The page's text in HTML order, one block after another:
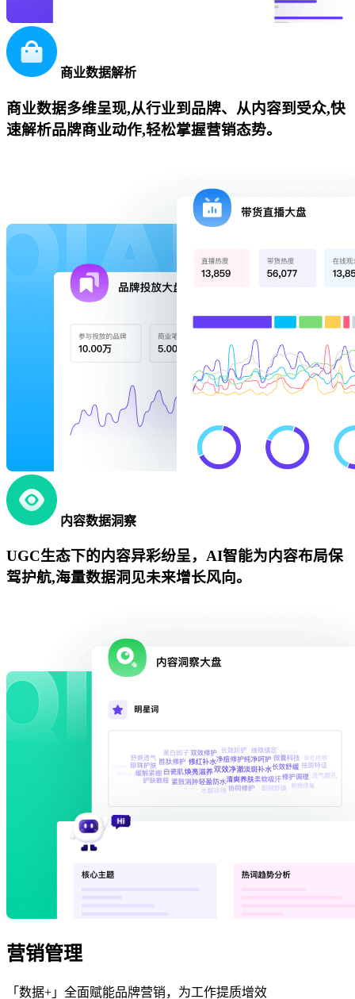
商业数据解析
商业数据多维呈现,从行业到品牌、从内容到受众,快
速解析品牌商业动作,轻松掌握营销态势。
内容数据洞察
UGC生态下的内容异彩纷呈，AI智能为内容布局保
驾护航,海量数据洞见未来增长风向。
营销管理
「数据+」全面赋能品牌营销，为工作提质增效